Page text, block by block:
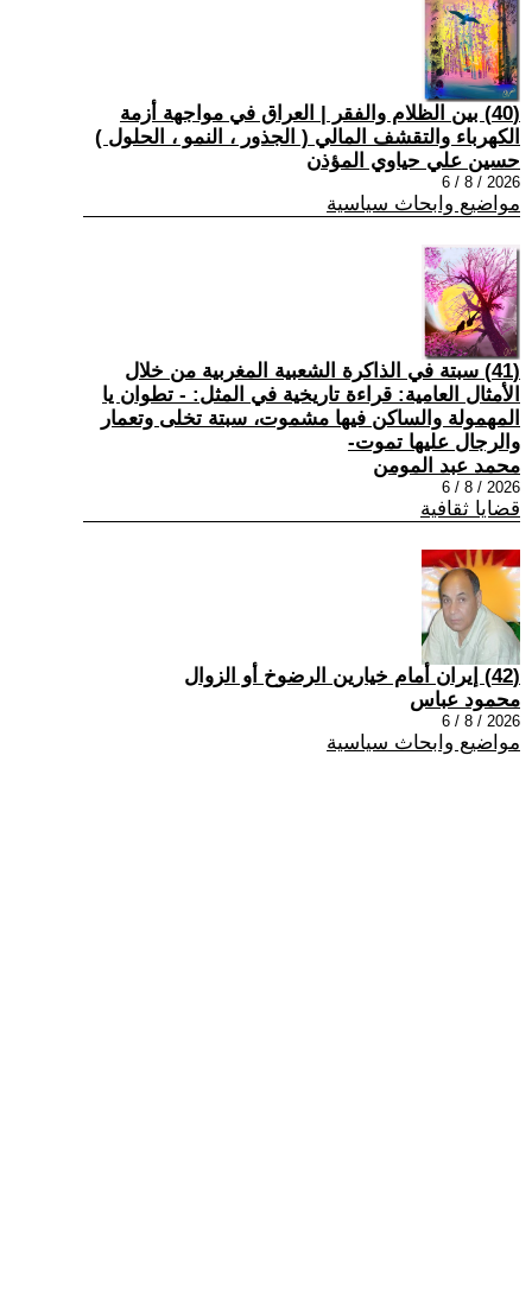
(40) بين الظلام والفقر | العراق في مواجهة أزمة
الكهرباء والتقشف المالي ( الجذور ، النمو ، الحلول )
حسين علي حياوي المؤذن
2026 / 8 / 6
مواضيع وابحاث سياسية
(41) سبتة في الذاكرة الشعبية المغربية من خلال
الأمثال العامية: قراءة تاريخية في المثل: - تطوان يا
المهمولة والساكن فيها مشموت، سبتة تخلى وتعمار
والرجال عليها تموت-
محمد عبد المومن
2026 / 8 / 6
قضايا ثقافية
(42) إيران أمام خيارين الرضوخ أو الزوال
محمود عباس
2026 / 8 / 6
مواضيع وابحاث سياسية